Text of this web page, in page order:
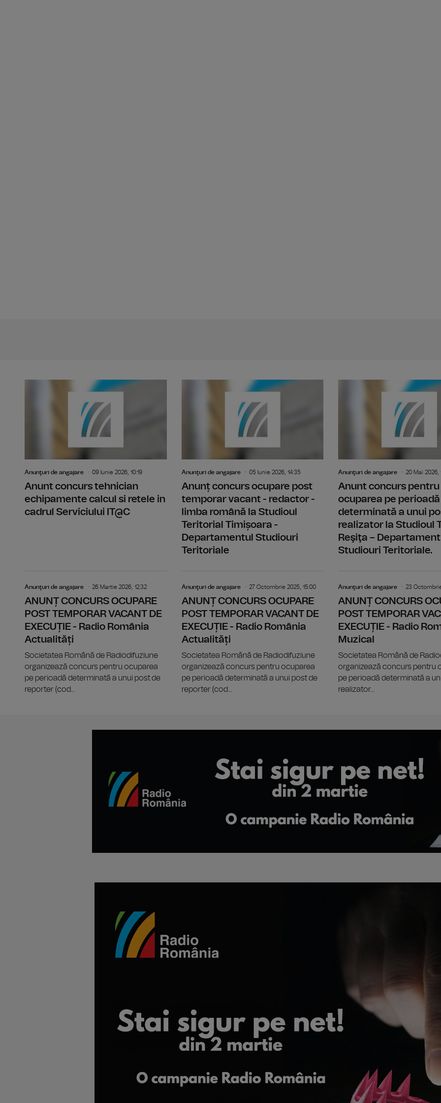
Anunţuri de angajare 09 Iunie 2026, 10:19
Anunt concurs tehnician
echipamente calcul si retele in
cadrul Serviciului IT@C
Anunt concurs tehnician
Anunţuri de angajare 05 Iunie 2026, 14:35
Anunț concurs ocupare post
temporar vacant - redactor -
limba română la Studioul
Teritorial Timișoara -
Departamentul Studiouri
Teritoriale
Anunţuri de angajare 20 Mai 2026,
Anunt concurs pentru
ocuparea pe perioadă
determinată a unui
realizator la Studioul
Reşiţa –
Studiouri Teritoriale.
Anunţuri de angajare 26 Martie 2026, 12:32
ANUNȚ CONCURS OCUPARE
POST TEMPORAR VACANT DE
EXECUȚIE - Radio România
Actualități
Societatea Română de Radiodifuziune
organizează concurs pentru ocuparea
pe perioadă determinată a unui post de
reporter (cod...
Anunţuri de angajare 27 Octombrie 2025, 15:00
ANUNȚ CONCURS OCUPARE
POST TEMPORAR VACANT DE
EXECUȚIE - Radio România
Actualități
Societatea Română de Radiodifuziune
organizează concurs pentru ocuparea
pe perioadă determinată a unui post de
reporter (cod...
Anunţuri de angajare 23
ANUNȚ CONCURS
POST TEMPORAR
EXECUȚIE - Radio
Muzical
Societatea Română de
organizează concurs pentru
pe perioadă determinată a
realizator...